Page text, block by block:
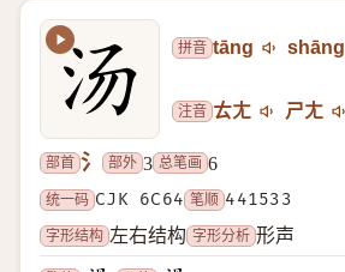
拼音 tāng shāng
注音 ㄊㄤ ㄕㄤ
部首 氵 部外 3 总笔画 6
统一码 CJK 6C64 笔顺 441533
字形结构 左右结构 字形分析 形声